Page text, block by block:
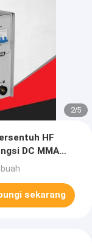
2/5
HF
DC MMA
sekarang